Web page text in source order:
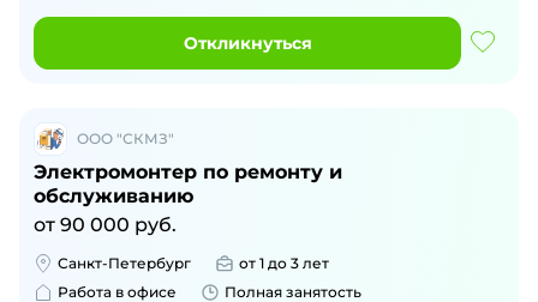
Откликнуться
ООО "СКМЗ"
Электромонтер по ремонту и
обслуживанию
от 90 000 руб.
Санкт-Петербург
от 1 до 3 лет
Работа в офисе
Полная занятость